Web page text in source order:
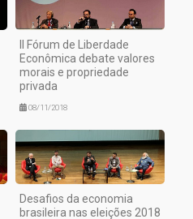
II Fórum de Liberdade
Econômica debate valores
morais e propriedade
privada
08/11/2018
Desafios da economia
brasileira nas eleições 2018